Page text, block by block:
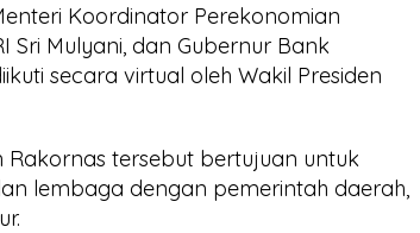
Koordinator Perekonomian
Sri Mulyani, dan Gubernur Bank
secara virtual oleh Wakil Presiden
tersebut bertujuan untuk
lembaga dengan pemerintah daerah,